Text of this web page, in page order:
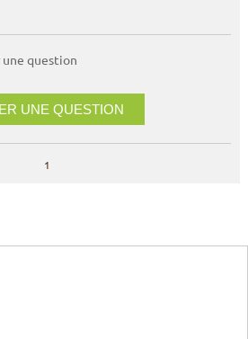
une question
UNE QUESTION
1